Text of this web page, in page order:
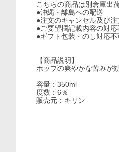
こちらの商品は別倉庫出
●沖縄・離島への配送
●注文のキャンセル及
●ご要望欄記載内容の
●ギフト包装・のし対
【商品説明】
ホップの爽やかな苦みが
容量：350ml
度数：6％
販売元：キリン